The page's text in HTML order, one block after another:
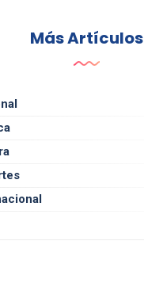
Más Artículos